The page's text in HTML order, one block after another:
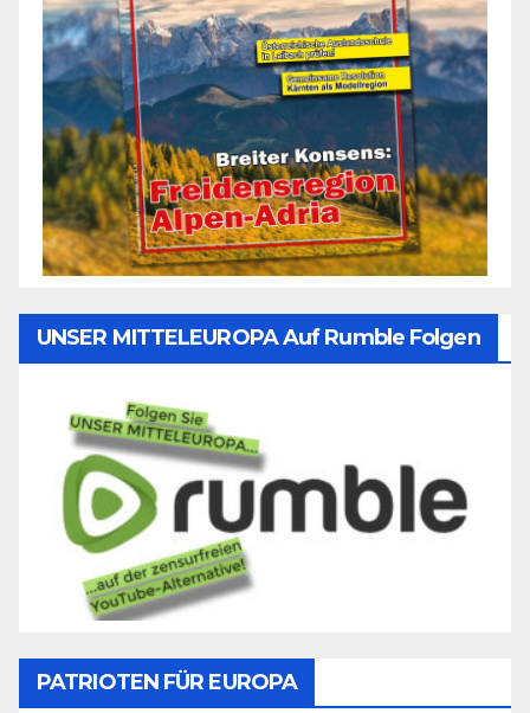
UNSER MITTELEUROPA Auf Rumble Folgen
PATRIOTEN FÜR EUROPA